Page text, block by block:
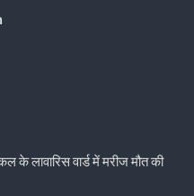
के लावारिस वार्ड में मरीज मौत की